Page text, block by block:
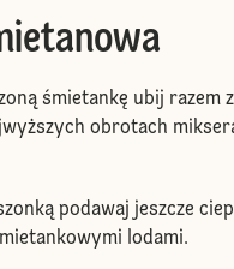
śmietankę ubij razem
obrotach
podawaj jeszcze
lodami.